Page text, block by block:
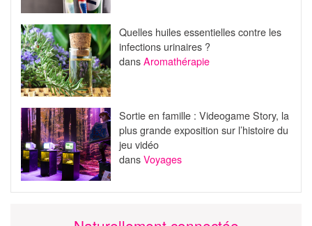
Quelles huiles essentielles contre les
infections urinaires ?
dansAromathérapie
Sortie en famille : Videogame Story, la
plus grande exposition sur l’histoire du
jeu vidéo
dansVoyages